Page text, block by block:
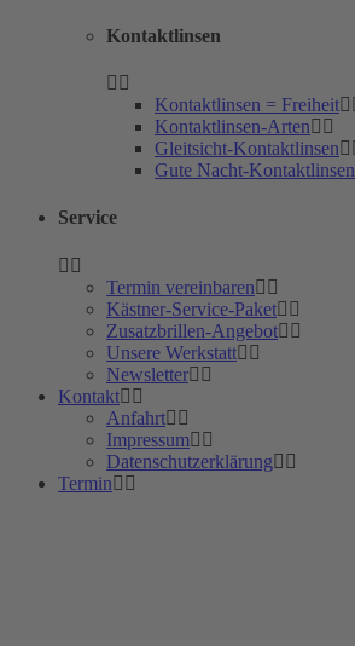
Kontaktlinsen
Kontaktlinsen = Freiheit
Kontaktlinsen-Arten
Gleitsicht-Kontaktlinsen
Gute Nacht-Kontaktlinsen
Service
Termin vereinbaren
Kästner-Service-Paket
Zusatzbrillen-Angebot
Unsere Werkstatt
Newsletter
Kontakt
Anfahrt
Impressum
Datenschutzerklärung
Termin